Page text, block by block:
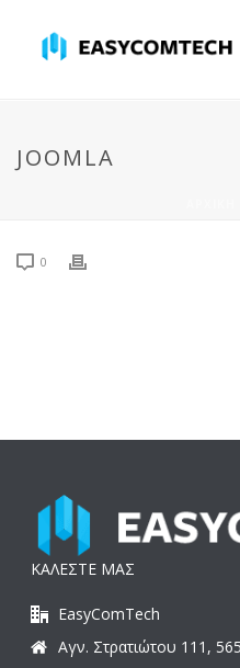
JOOMLA
0
ΚΑΛΕΣΤΕ ΜΑΣ
EasyComTech
Αγν. Στρατιώτου 111,